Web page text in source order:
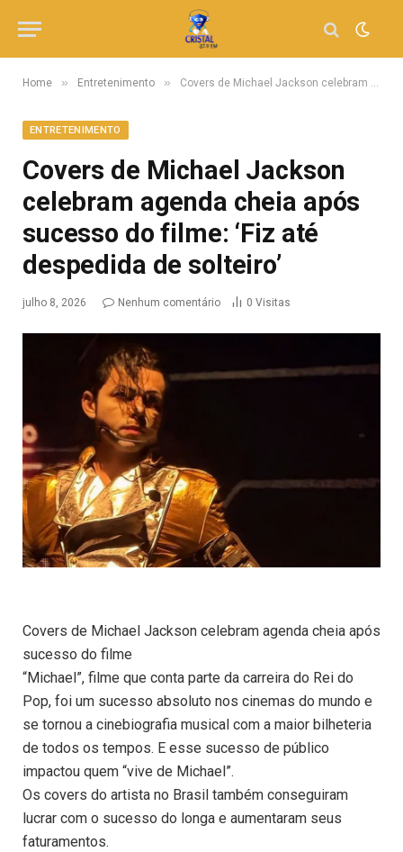
Home » Entretenimento » Covers de Michael Jackson celebram agenda cheia após sucesso do filme: ‘Fiz até despedida de solteiro’
ENTRETENIMENTO
Covers de Michael Jackson
celebram agenda cheia após
sucesso do filme: ‘Fiz até
despedida de solteiro’
julho 8, 2026 Nenhum comentário 0 Visitas
Covers de Michael Jackson celebram agenda cheia após
sucesso do filme
“Michael”, filme que conta parte da carreira do Rei do
Pop, foi um sucesso absoluto nos cinemas do mundo e
se tornou a cinebiografia musical com a maior bilheteria
de todos os tempos. E esse sucesso de público
impactou quem “vive de Michael”.
Os covers do artista no Brasil também conseguiram
lucrar com o sucesso do longa e aumentaram seus
faturamentos.